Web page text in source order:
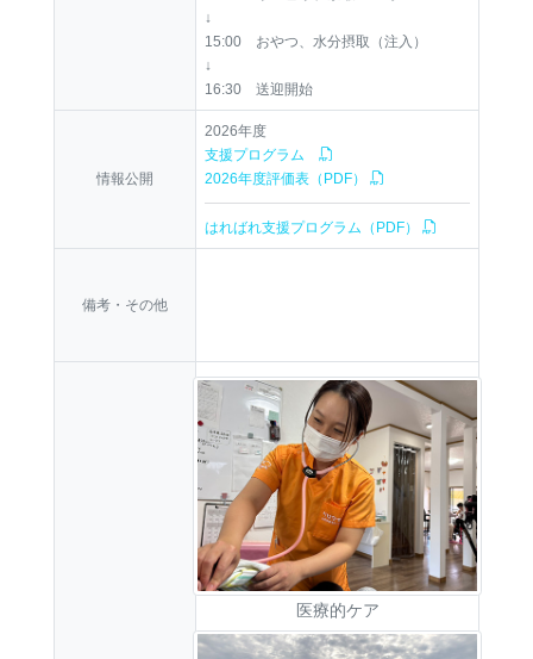
↓
15:00 おやつ、水分摂取（注入）
↓
16:30 送迎開始
情報公開
2026年度
支援プログラム
2026年度評価表（PDF）
はればれ支援プログラム（PDF）
備考・その他
医療的ケア